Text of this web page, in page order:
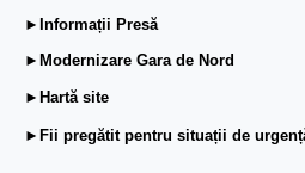
►Informații Presă
►Modernizare Gara de Nord
►Hartă site
►Fii pregătit pentru situații de